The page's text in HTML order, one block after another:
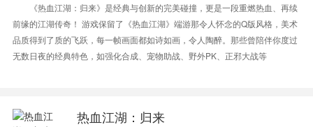
《热血江湖：归来》是经典与创新的完美碰撞，更是一段重燃热血、再续
前缘的江湖传奇！ 游戏保留了《热血江湖》端游那令人怀念的Q版风格，美术
品质得到了质的飞跃，每一帧画面都如诗如画，令人陶醉。那些曾陪伴你度过
无数日夜的经典特色，如强化合成、宠物助战、野外PK、正邪大战等
热血江湖：归来